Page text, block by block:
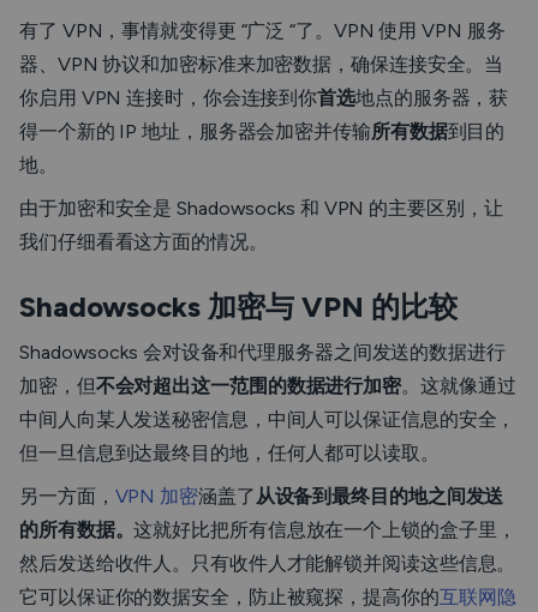
有了 VPN，事情就变得更 “广泛 “了。VPN 使用 VPN 服务
器、VPN 协议和加密标准来加密数据，确保连接安全。当
你启用 VPN 连接时，你会连接到你首选地点的服务器，获
得一个新的 IP 地址，服务器会加密并传输所有数据到目的
地。
由于加密和安全是 Shadowsocks 和 VPN 的主要区别，让
我们仔细看看这方面的情况。
Shadowsocks 加密与 VPN 的比较
Shadowsocks 会对设备和代理服务器之间发送的数据进行
加密，但不会对超出这一范围的数据进行加密。这就像通过
中间人向某人发送秘密信息，中间人可以保证信息的安全，
但一旦信息到达最终目的地，任何人都可以读取。
另一方面， VPN 加密涵盖了从设备到最终目的地之间发送
的所有数据。这就好比把所有信息放在一个上锁的盒子里，
然后发送给收件人。只有收件人才能解锁并阅读这些信息。
它可以保证你的数据安全，防止被窥探，提高你的互联网隐